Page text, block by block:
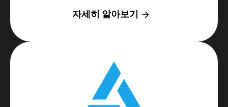
자세히 알아보기 arrow_forward